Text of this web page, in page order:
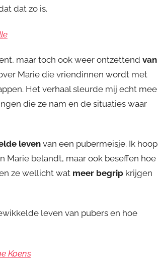
dat zo is.
maar toch ook weer ontzettend van
Marie die vriendinnen wordt met
Het verhaal sleurde mij echt mee
die ze nam en de situaties waar
levenvan een pubermeisje. Ik hoop
Marie belandt, maar ook beseffen hoe
ze wellicht wat meer begrip krijgen
leven van pubers en hoe
Koens